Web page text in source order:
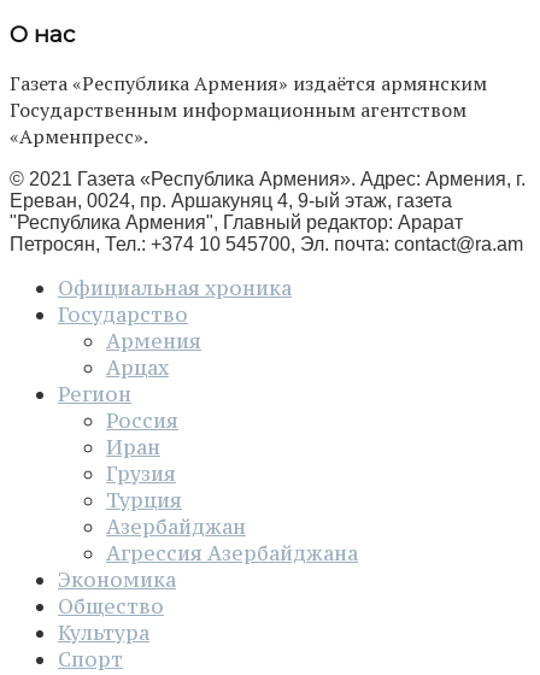
О нас
Газета «Республика Армения» издаётся армянским
Государственным информационным агентством
«Арменпресс».
© 2021 Газета «Республика Армения». Адрес: Армения, г.
Ереван, 0024, пр. Аршакуняц 4, 9-ый этаж, газета
"Республика Армения", Главный редактор: Арарат
Петросян, Тел.: +374 10 545700, Эл. почта: contact@ra.am
Официальная хроника
Государство
Армения
Арцах
Регион
Россия
Иран
Грузия
Турция
Азербайджан
Агрессия Азербайджана
Экономика
Общество
Культура
Спорт